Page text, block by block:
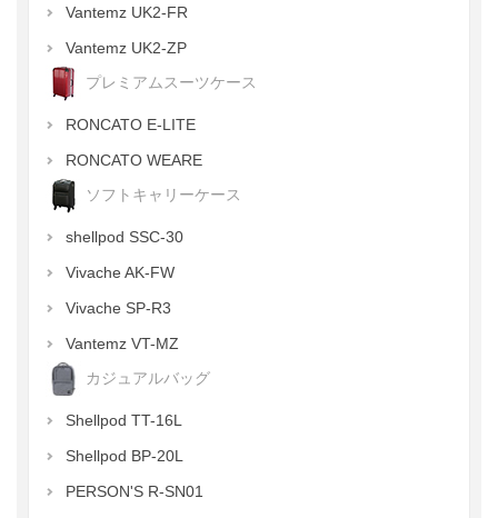
Vantemz UK2-FR
Vantemz UK2-ZP
プレミアムスーツケース
RONCATO E-LITE
RONCATO WEARE
ソフトキャリーケース
shellpod SSC-30
Vivache AK-FW
Vivache SP-R3
Vantemz VT-MZ
カジュアルバッグ
Shellpod TT-16L
Shellpod BP-20L
PERSON'S R-SN01